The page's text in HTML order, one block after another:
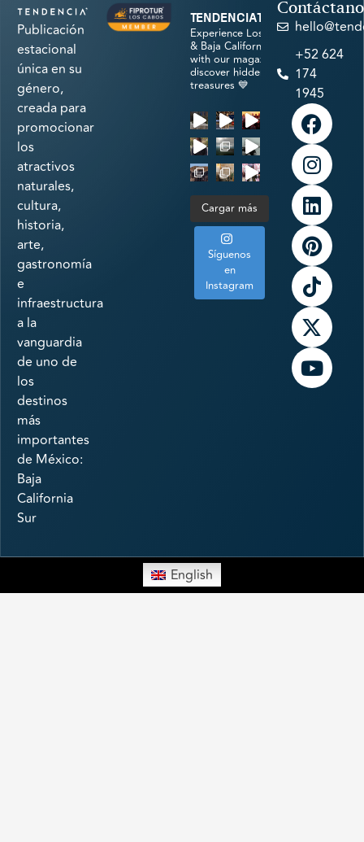
Publicación
estacional
única en su
género,
creada para
promocionar
los
atractivos
naturales,
cultura,
historia,
arte,
gastronomía
e
infraestructura
a la
vanguardia
de uno de
los
destinos
más
importantes
de México:
Baja
California
Sur
tendenciatravel
Experience Los Cabos
& Baja California Sur
with our magazine &
discover hidden
treasures 💙
Cargar más
Síguenos
en
Instagram
+52 624
174
1945
English